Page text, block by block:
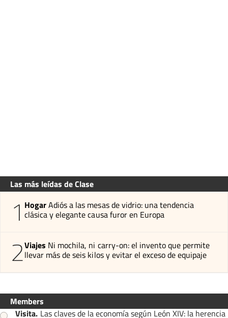
Las más leídas de Clase
1 HogarAdiós a las mesas de vidrio: una tendencia
clásica y elegante causa furor en Europa
2Viajes Ni mochila, ni carry-on: el invento que permite
llevar más de seis kilos y evitar el exceso de equipaje
Members
Visita. Las claves de la economía según León XIV: la herencia